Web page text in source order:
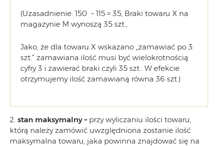
(Uzasadnienie: 150 – 115 = 35, Braki towaru X na
magazynie M wynoszą 35 szt.,
Jako, że dla towaru X wskazano „zamawiać po 3
szt.” zamawiana ilość musi być wielokrotnością
cyfry 3 i zawierać braki czyli 35 szt.. W efekcie
otrzymujemy ilość zamawianą równa 36 szt.)
2. stan maksymalny – przy wyliczaniu ilości towaru,
którą należy zamówić uwzględniona zostanie ilość
maksymalna towaru, jaka powinna znajdować się na